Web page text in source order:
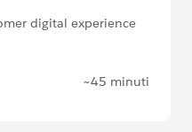
digital experience
~45 minuti